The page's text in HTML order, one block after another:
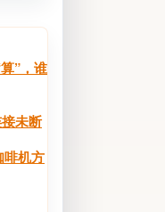
”，谁
未断
啡机方